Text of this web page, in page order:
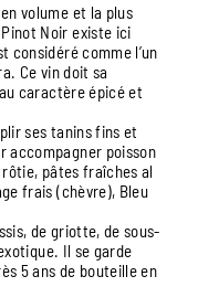
volume et la plus
Noir existe ici
considéré comme l’un
Ce vin doit sa
caractère épicé et
ses tanins fins et
accompagner poisson
pâtes fraîches al
frais (chèvre), Bleu
de griotte, de sous-
Il se garde
5 ans de bouteille en